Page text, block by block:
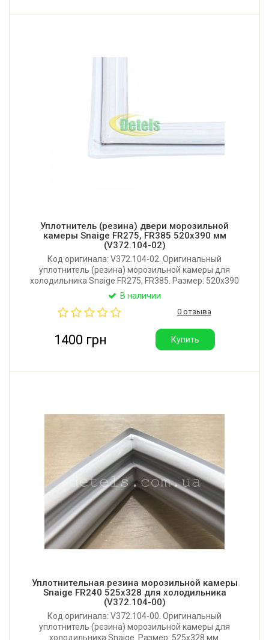
Уплотнитель (резина) двери морозильной
камеры Snaige FR275, FR385 520x390 мм
(V372.104-02)
Код оригинала: V372.104-02. Оригинальный
уплотнитель (резина) морозильной камеры для
холодильника Snaige FR275, FR385. Размер: 520x390
мм. Крепление: в паз. Производитель: Литва.
В наличии
0 отзыва
1400 грн Купить
Уплотнительная резина морозильной камеры
Snaige FR240 525x328 для холодильника
(V372.104-00)
Код оригинала: V372.104-00. Оригинальный
уплотнитель (резина) морозильной камеры для
холодильника Snaige. Размер: 525х328 мм.